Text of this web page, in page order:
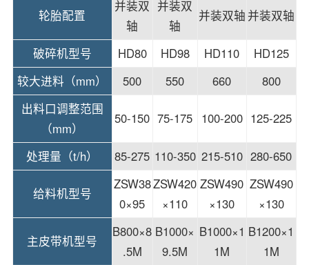
轮胎配置
并装双
轴
并装双
轴
并装双轴并装双轴
破碎机型号 HD80 HD98 HD110
HD125
较大进料（mm）
500 550 660
800
出料口调整范围
（mm）
50-150 75-175 100-200 125-225
处理量（t/h） 85-275 110-350 215-510 280-650
给料机型号
ZSW38
0×95
ZSW420
×110
ZSW490
×130
ZSW490
×130
主皮带机型号
B800×8
.5M
B1000×
9.5M
B1000×1
1M
B1200×1
1M